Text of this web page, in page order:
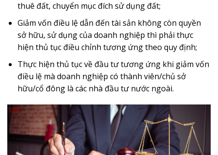
thuê đất, chuyển mục đích sử dụng đất;
Giảm vốn điều lệ dẫn đến tài sản không còn quyền
sở hữu, sử dụng của doanh nghiệp thì phải thực
hiện thủ tục điều chỉnh tương ứng theo quy định;
Thực hiện thủ tục về đầu tư tương ứng khi giảm vốn
điều lệ mà doanh nghiệp có thành viên/chủ sở
hữu/cổ đông là các nhà đầu tư nước ngoài.